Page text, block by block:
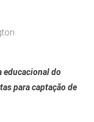
educacional do
para captação de